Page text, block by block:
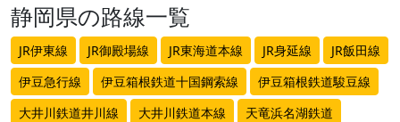
静岡県の路線一覧
JR伊東線 JR御殿場線 JR東海道本線 JR身延線
JR飯田線
伊豆急行線
伊豆箱根鉄道十国鋼索線
伊豆箱根鉄道駿豆線
大井川鉄道井川線
大井川鉄道本線
天竜浜名湖鉄道